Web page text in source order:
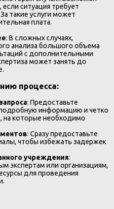
ситуация требует
такие услуги может
плата.
: В сложных случаях,
анализа большого объема
с дополнительными
может занять до
процесса:
: Предоставьте
информацию и четко
на которые необходимо
: Сразу предоставьте
чтобы избежать задержек
учреждения:
экспертам или организациям,
для проведения